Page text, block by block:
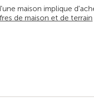
maison implique
de maison et de terrain